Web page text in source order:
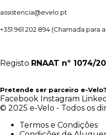
assistencia@evelo.pt
+351 961 202 894 (Chamada para
Registo RNAAT nº 1074/
Pretende ser parceiro e-Velo?
Facebook Instagram
© 2025 e-Velo - Todos os
Termos e Condições